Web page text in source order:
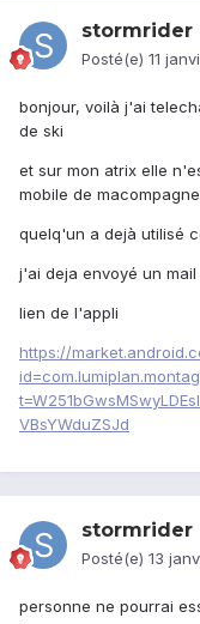
stormrider
Posté(e) 11
bonjour, voilà j'ai
de ski
et sur mon atrix elle
mobile de
quelq'un a dejà utilisé
j'ai deja envoyé un
lien de l'appli
https://
VBsYWduZSJd
stormrider
Posté(e) 13
personne ne pourrai